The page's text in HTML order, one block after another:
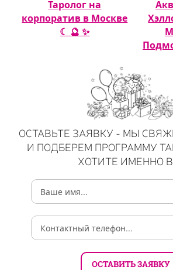
Таролог на
корпоратив в Москве
☾ 🔮 ✨
ОСТАВЬТЕ ЗАЯВКУ - МЫ
И ПОДБЕРЕМ ПРОГРАММУ
ХОТИТЕ ИМЕННО